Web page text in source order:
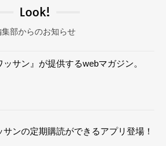
Look!
集部からのお知らせ
ッサン』が提供するwebマガジン。
サンの定期購読ができるアプリ登場！